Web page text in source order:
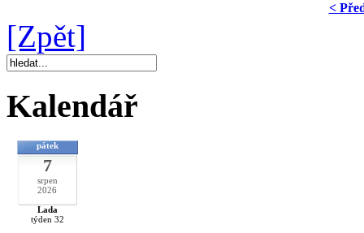
<
[Zpět]
Kalendář
pátek
7
srpen
2026
Lada
týden 32